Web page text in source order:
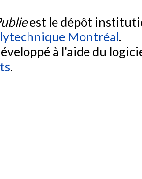
est le dépôt
Montréal.
à l'aide du
.